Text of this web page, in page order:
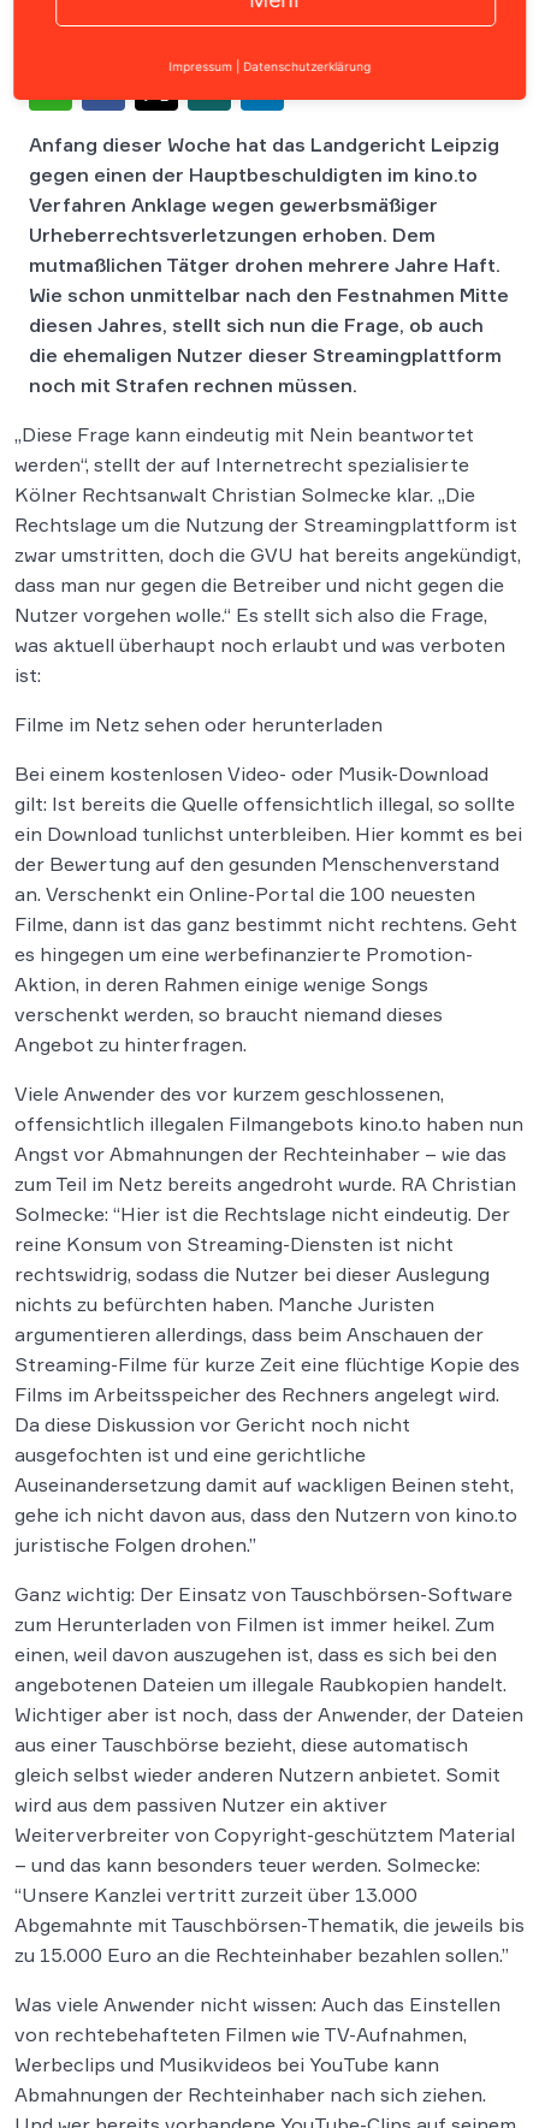
Anfang dieser Woche hat das Landgericht Leipzig
gegen einen der Hauptbeschuldigten im kino.to
Verfahren Anklage wegen gewerbsmäßiger
Urheberrechtsverletzungen erhoben. Dem
mutmaßlichen Tätger drohen mehrere Jahre Haft.
Wie schon unmittelbar nach den Festnahmen Mitte
diesen Jahres, stellt sich nun die Frage, ob auch
die ehemaligen Nutzer dieser Streamingplattform
noch mit Strafen rechnen müssen.
„Diese Frage kann eindeutig mit Nein beantwortet
werden“, stellt der auf Internetrecht spezialisierte
Kölner Rechtsanwalt Christian Solmecke klar. „Die
Rechtslage um die Nutzung der Streamingplattform ist
zwar umstritten, doch die GVU hat bereits angekündigt,
dass man nur gegen die Betreiber und nicht gegen die
Nutzer vorgehen wolle.“ Es stellt sich also die Frage,
was aktuell überhaupt noch erlaubt und was verboten
ist:
Filme im Netz sehen oder herunterladen
Bei einem kostenlosen Video- oder Musik-Download
gilt: Ist bereits die Quelle offensichtlich illegal, so sollte
ein Download tunlichst unterbleiben. Hier kommt es bei
der Bewertung auf den gesunden Menschenverstand
an. Verschenkt ein Online-Portal die 100 neuesten
Filme, dann ist das ganz bestimmt nicht rechtens. Geht
es hingegen um eine werbefinanzierte Promotion-
Aktion, in deren Rahmen einige wenige Songs
verschenkt werden, so braucht niemand dieses
Angebot zu hinterfragen.
Viele Anwender des vor kurzem geschlossenen,
offensichtlich illegalen Filmangebots kino.to haben nun
Angst vor Abmahnungen der Rechteinhaber – wie das
zum Teil im Netz bereits angedroht wurde. RA Christian
Solmecke: “Hier ist die Rechtslage nicht eindeutig. Der
reine Konsum von Streaming-Diensten ist nicht
rechtswidrig, sodass die Nutzer bei dieser Auslegung
nichts zu befürchten haben. Manche Juristen
argumentieren allerdings, dass beim Anschauen der
Streaming-Filme für kurze Zeit eine flüchtige Kopie des
Films im Arbeitsspeicher des Rechners angelegt wird.
Da diese Diskussion vor Gericht noch nicht
ausgefochten ist und eine gerichtliche
Auseinandersetzung damit auf wackligen Beinen steht,
gehe ich nicht davon aus, dass den Nutzern von kino.to
juristische Folgen drohen.”
Ganz wichtig: Der Einsatz von Tauschbörsen-Software
zum Herunterladen von Filmen ist immer heikel. Zum
einen, weil davon auszugehen ist, dass es sich bei den
angebotenen Dateien um illegale Raubkopien handelt.
Wichtiger aber ist noch, dass der Anwender, der Dateien
aus einer Tauschbörse bezieht, diese automatisch
gleich selbst wieder anderen Nutzern anbietet. Somit
wird aus dem passiven Nutzer ein aktiver
Weiterverbreiter von Copyright-geschütztem Material
– und das kann besonders teuer werden. Solmecke:
“Unsere Kanzlei vertritt zurzeit über 13.000
Abgemahnte mit Tauschbörsen-Thematik, die jeweils bis
zu 15.000 Euro an die Rechteinhaber bezahlen sollen.”
Was viele Anwender nicht wissen: Auch das Einstellen
von rechtebehafteten Filmen wie TV-Aufnahmen,
Werbeclips und Musikvideos bei YouTube kann
Abmahnungen der Rechteinhaber nach sich ziehen.
Impressum Datenschutzerklärung